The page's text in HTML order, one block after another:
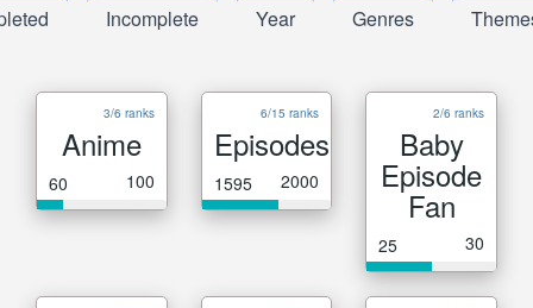
Incomplete Year Genres
3/6 ranks
Anime
60 100
6/15 ranks
Episodes
1595 2000
2/6 ranks
Baby
Episode
Fan
25 30